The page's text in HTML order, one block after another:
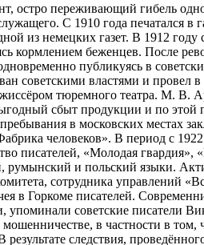
остро переживающий гибель
С 1910 года печатался в
из немецких газет. В 1912
кормлением беженцев. После
публикуясь в
советскими властями и провел
тюремного театра. М. В.
сбыт продукции и по
в московских местах
человеков». В период с
писателей, «Молодая гвардия»,
румынский и польский языки.
сотрудника управлений
в Горкоме писателей.
упоминали советские писатели
в частности в том,
следствия,